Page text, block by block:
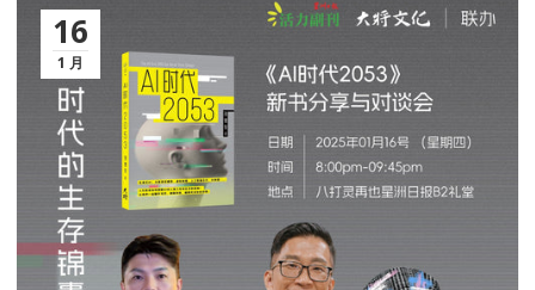
16
1 月